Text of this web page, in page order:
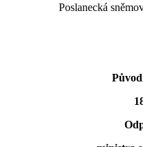
Poslanecká